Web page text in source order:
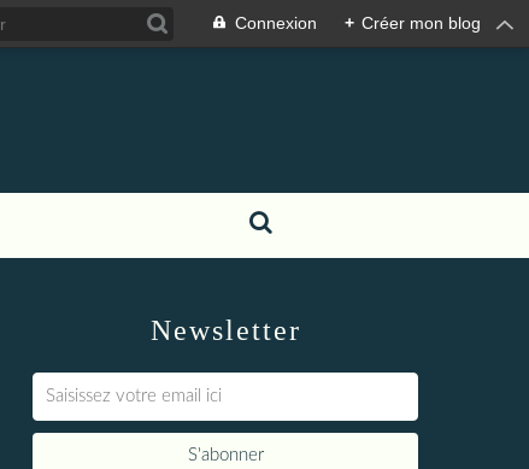
Connexion + Créer mon blog
Newsletter